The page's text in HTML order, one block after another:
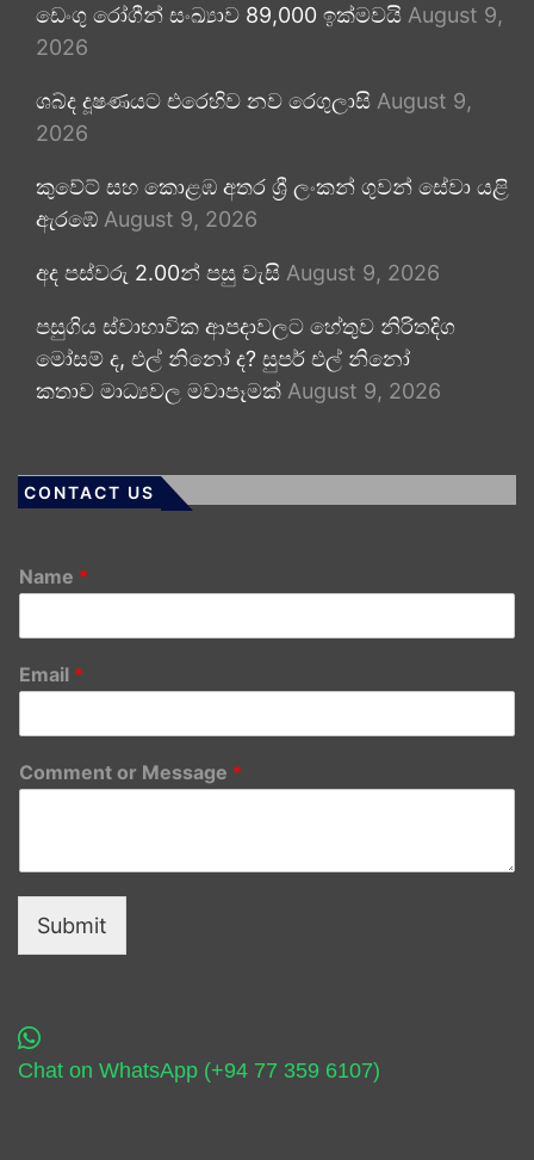
ඩෙංගු රෝගීන් සංඛ්‍යාව 89,000 ඉක්මවයි August 9,
2026
ශබ්ද දූෂණයට එරෙහිව නව රෙගුලාසි August 9,
2026
කුවේට් සහ කොළඹ අතර ශ්‍රී ලංකන් ගුවන් සේවා යළි
ඇරඹේ August 9, 2026
අද පස්වරු 2.00න් පසු වැසි August 9, 2026
පසුගිය ස්වාභාවික ආපදාවලට හේතුව නිරිතදිග
මෝසම් ද, එල් නිනෝ ද? සුපර් එල් නිනෝ
කතාව මාධ්‍යවල මවාපෑමක් August 9, 2026
CONTACT US
Name *
Email *
Comment or Message *
Submit
Chat on WhatsApp (+94 77 359 6107)